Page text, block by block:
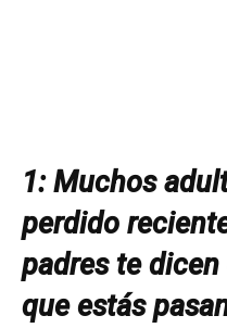
1: Muchos
perdido
padres te
que estás